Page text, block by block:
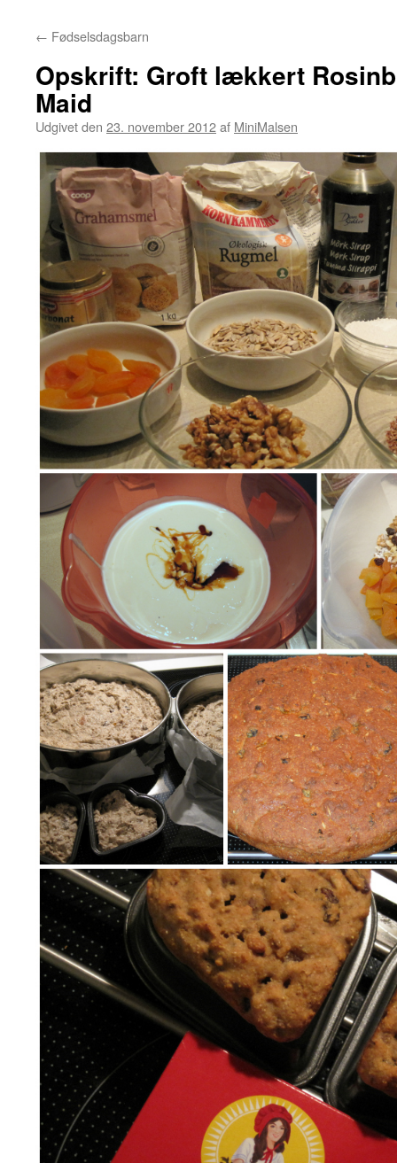
← Fødselsdagsbarn
Opskrift: Groft lækkert
Maid
Udgivet den 23. november 2012af MiniMalsen